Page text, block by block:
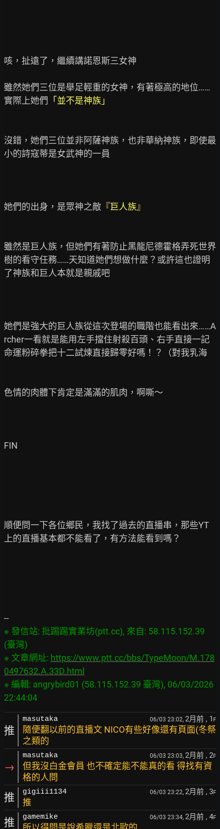
咳，扯遠了，繼續講諾恩斯三女神
雖然她們三位是舉足輕重的女神，有著極高的地位……
實際上她們 「並不是神族」
沒錯，她們三位並非阿薩神族，也非華納神族，即使最
小的詩寇蒂是女武神的一員
她們的出身，是眾神之敵 『巨人族』
雖然是巨人族，但她們有著防止黑龍尼德霍格弄死世界
樹的看守任務……天知道她們想做什麼？或許這也證明
了神族和巨人本就是親戚吧
她們是強大的巨人族從這次登場的職階也能看出來……A
rcher一看就是能用左手擋住射殺百頭、右手直接一記
命運粉碎拳把十二試煉直接歸零好嗎！？（對我乳海
色情的肉體下肯定是滿滿的肌肉，啊嘶～
FIN
順便問一下各位鄉民，我找了過去的直播串，那些YT
上的直播基本都不能看了，有方法能看到嗎？
※ 發信站: 批踢踢實業坊(ptt.cc), 來自: 58.115.152.39
(臺灣)
※ 文章網址: https://www.ptt.cc/bbs/TypeMoon/M.178
0497632.A.33D.html
※ 編輯: angrybird01 (58.115.152.39 臺灣), 06/03/2026
推
masutaka 06/03 23:02, 2月前 , 1 F
隨便翻以前的直播文 NICO有些好像還有頁面(冬祭
之類的
→
masutaka 06/03 23:03, 2月前 , 2F
但我沒白金會員 也不確定能不能真的看 得找有資
格的人問
推 gigiii1134 06/03 23:22, 2月前 , 3F
推
推 gamemike 06/03 23:34, 2月前 , 4F